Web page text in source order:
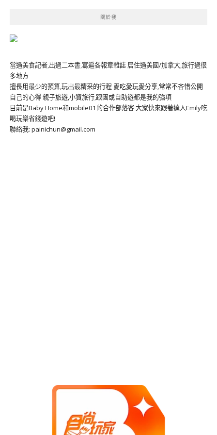
關於我
當過美食記者,出過二本書,寫遍各報章雜誌 居住過美國/加拿大,旅行過很
多地方
擅長用最少的預算,玩出最精采的行程 愛吃愛玩愛分享,常常不吝惜公開
自己的心得 親子旅遊,小資旅行,跟團或自助遊都是我的強項
目前是Baby Home和mobile01的合作部落客 大家快來跟著達人Emily吃
喝玩樂省錢遊吧!
聯絡我: painichun@gmail.com